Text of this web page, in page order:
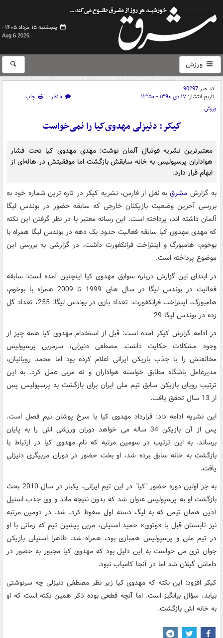
پنجشنبه ۱۵ مرداد ۱۴۰۵ -
Aug 6 2026
ورزش
کد خبر90297
تاریخ انتشار: ۱۷ دی ۱۳۹۰ - ۱۳:۵۰ ۰ نظر
چاپ
ورزش
کیکر: دنیزلی مهدوی‌کیا را نمی‌خواست
معتبرترین نشریه فوتبال آلمان نوشت: مهدی مهدوی کیا تحت فشار
هواداران پرسپولیس به خانه سابقش بازگشت اما موفقیتش در هاله‌ای از
ابهام قرار دارد.
به گزارش مشرقبه نقل از فارس، نشریه کیکر در تازه ترین شماره خود به
بررسی آخرین وضعیت بازیکنان خارجی که سابقه حضور در بوندس لیگا
آلمان داشته اند، پرداخته است. این رسانه معتبر با در نظر گرفتن این نکته
که مهدی مهدوی کیا سابقه فعالیت حدود یک دهه در بوندس لیگا همراه با
بوخوم، هامبورگ و اینتراخت فرانکفورت داشت، در گزارشی به بررسی این
موضوع پرداخته است.
در ابتدای این گزارش درباره سوابق مهدوی کیا اینچنین آمده است: سابقه
فعالیت در بوندس لیگا در سال های 1999 تا 2009 همراه با بوخوم،
هامبورگ، اینتراخت فرانکفورت. تعداد بازی در بوندس لیگا: 255، تعداد گل
زده در بوندس لیگا 29
در ادامه گزارش کیکر آمده است: قبل از استخدام مهدوی کیا همه چیز از
وجود مشکلات حکایت داشت. مصطفی دنیزلی، سرمربی پرسپولیس
مخالفتش را با جذب بازیکن ایرانی اعلام کرده بود اما محمد رویانیان،
مدیرعامل باشگاه مطابق خواسته هواداران و نه مربی عمل کرد. به این
ترتیب رویای بازیکن سابق تیم ملی ایران برای بازگشت به پرسپولیس پس
از 13 سال تحقق یافت.
این نشریه ادامه داد: قرارداد مهدوی کیا با سرخ پوشان نیم فصل است.
پس از آن بازیکن 34 ساله می خواهد دوران ورزشی اش را به پایان
برساند. به این ترتیب در سومین مرتبه که نام مهدوی کیا در ارتباط با
بازگشت به خانه سابق برده شد، او بخت حضور در دوران مربیگری دنیزلی
یافت.
به جز اولین دوره حضور "کیا" در این تیم ایرانی، یکبار در سال 2010 بحث
بازگشت او به پرسپولیس عنوان شد که بدون نتیجه ماند و وی جذب استیل
آذین همان تیمی که به لیگ دسته اول سقوط کرد، شد. در دومین مرتبه
نیز تابستان قبل با «وتوی» حمید استیلی، مربی پیشین تیم که زمانی با او
در تیم ملی و پرسپولیس همبازی بود، همراه شد. ظاهرا استیلی بازیکن
جوان تری می خواست به این دلیل بود که مهدوی کیا مجبور به حضور در
داماش گیلان شد اما در آنجا کامیاب نبود.
کیکر افزود: این نکته که مهدوی کیا زیر نظر مصطفی دنیزلی چه سرنوشتی
بیابد، سؤال برانگیز است. اما آنچه قطعی بوده ذکر همین نکته است که او
به خانه اش بازگشت.